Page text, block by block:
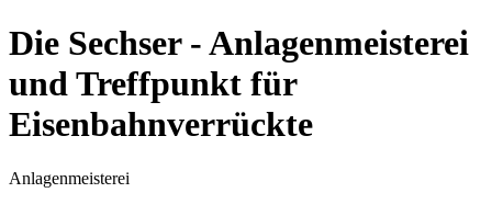
Die Sechser - Anlagenmeisterei
und Treffpunkt für
Eisenbahnverrückte
Anlagenmeisterei